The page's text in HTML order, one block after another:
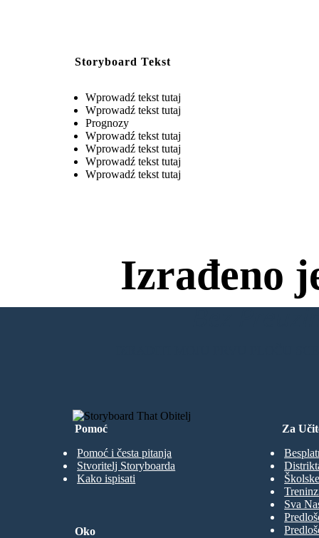
Storyboard Tekst
Wprowadź tekst tutaj
Wprowadź tekst tutaj
Prognozy
Wprowadź tekst tutaj
Wprowadź tekst tutaj
Wprowadź tekst tutaj
Wprowadź tekst tutaj
Izrađeno
Bez
Pomoć
Pomoć i česta pitanja
Stvoritelj Storyboarda
Kako ispisati
Za
Sva
Oko